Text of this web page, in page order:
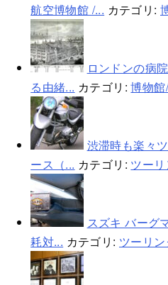
航空博物館 /... カテゴリ:
ロンドンの病
る由緒... カテゴリ:博物
渋滞時も楽々
ース（... カテゴリ: ツー
スズキ バーグ
耗対... カテゴリ: ツーリ